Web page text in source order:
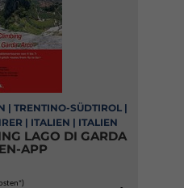
| TRENTINO-SÜDTIROL |
| ITALIEN | ITALIEN
LAGO DI GARDA
APP